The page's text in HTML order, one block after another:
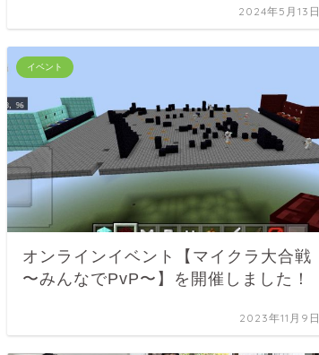
2024年5月13日
イベント
オンラインイベント【マイクラ大合戦
〜みんなでPvP〜】を開催しました！
2023年11月9日